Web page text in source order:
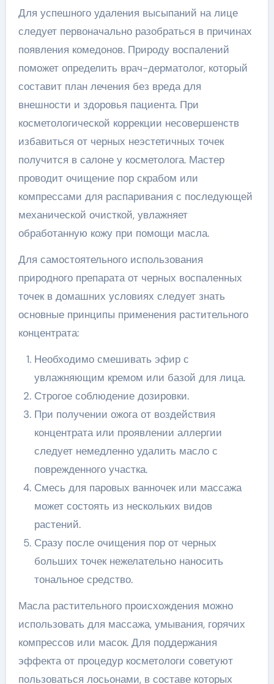
Для успешного удаления высыпаний на лице
следует первоначально разобраться в причинах
появления комедонов. Природу воспалений
поможет определить врач-дерматолог, который
составит план лечения без вреда для
внешности и здоровья пациента. При
косметологической коррекции несовершенств
избавиться от черных неэстетичных точек
получится в салоне у косметолога. Мастер
проводит очищение пор скрабом или
компрессами для распаривания с последующей
механической очисткой, увлажняет
обработанную кожу при помощи масла.
Для самостоятельного использования
природного препарата от черных воспаленных
точек в домашних условиях следует знать
основные принципы применения растительного
концентрата:
Необходимо смешивать эфир с
увлажняющим кремом или базой для лица.
Строгое соблюдение дозировки.
При получении ожога от воздействия
концентрата или проявлении аллергии
следует немедленно удалить масло с
поврежденного участка.
Смесь для паровых ванночек или массажа
может состоять из нескольких видов
растений.
Сразу после очищения пор от черных
больших точек нежелательно наносить
тональное средство.
Масла растительного происхождения можно
использовать для массажа, умывания, горячих
компрессов или масок. Для поддержания
эффекта от процедур косметологи советуют
пользоваться лосьонами, в составе которых